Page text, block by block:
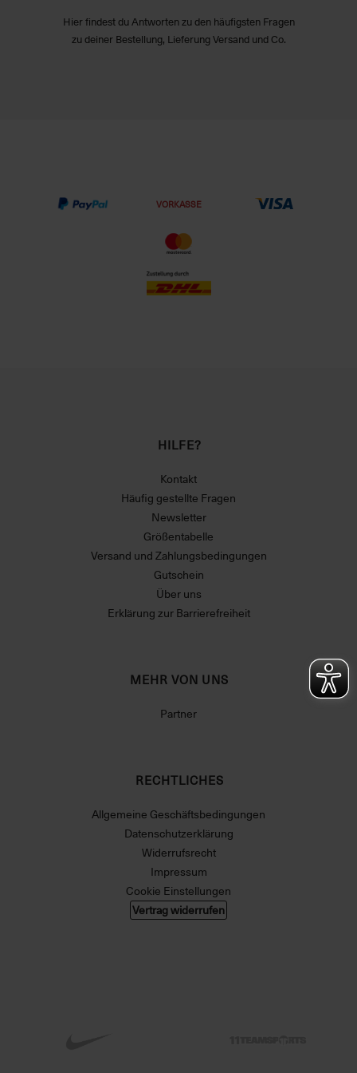
Hier findest du Antworten zu den häufigsten Fragen
zu deiner Bestellung, Lieferung Versand und Co.
VORKASSE
HILFE?
Kontakt
Häufig gestellte Fragen
Newsletter
Größentabelle
Versand und Zahlungsbedingungen
Gutschein
Über uns
Erklärung zur Barrierefreiheit
MEHR VON UNS
Partner
RECHTLICHES
Allgemeine Geschäftsbedingungen
Datenschutzerklärung
Widerrufsrecht
Impressum
Cookie Einstellungen
Vertrag widerrufen